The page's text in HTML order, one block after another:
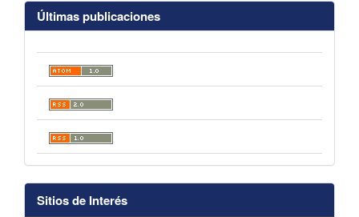
Últimas publicaciones
Sitios de Interés